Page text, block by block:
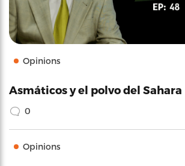
Opinions
Asmáticos y el polvo del Sahara
0
Opinions